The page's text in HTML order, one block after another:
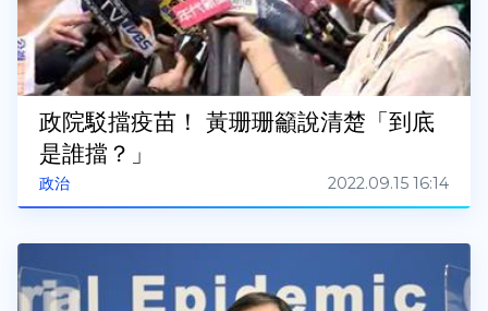
政治
政院駁擋疫苗！ 黃珊珊籲說清楚「到底
是誰擋？」
2022.09.15 16:14